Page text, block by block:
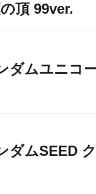
頂 99ver.
ダムユニコ
ダムSEED